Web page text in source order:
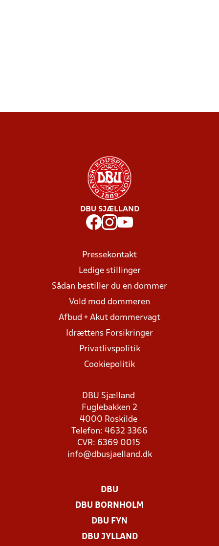
DBU SJÆLLAND
Pressekontakt
Ledige stillinger
Sådan bestiller du en dommer
Vold mod dommeren
Afbud + Akut dommervagt
Idrættens Forsikringer
Privatlivspolitik
Cookiepolitik
DBU Sjælland
Fuglebakken 2
4000 Roskilde
Telefon: 4632 3366
CVR: 6369 0015
info@dbusjaelland.dk
DBU
DBU BORNHOLM
DBU FYN
DBU JYLLAND